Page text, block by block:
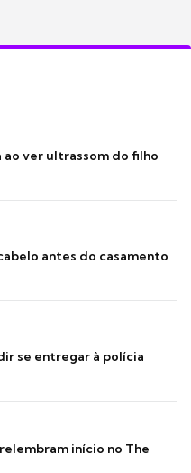
ver ultrassom do filho
antes do casamento
se entregar à polícia
início no The